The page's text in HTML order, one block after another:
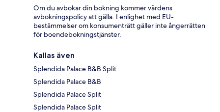
Om du avbokar din bokning kommer värdens
avbokningspolicy att gälla. I enlighet med EU-
bestämmelser om konsumenträtt gäller inte ångerrätten
för boendebokningstjänster.
Kallas även
Splendida Palace B&B Split
Splendida Palace B&B
Splendida Palace Split
Splendida Palace Split